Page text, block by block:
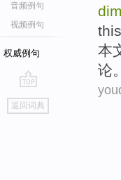
音频例句
视频例句
权威例句
go
top
返回词典
本
论。